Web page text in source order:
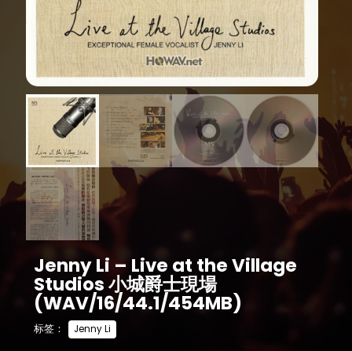
Jenny Li – Live at the Village
Studios 小城爵士現場
(WAV/16/44.1/454MB)
标签： Jenny Li